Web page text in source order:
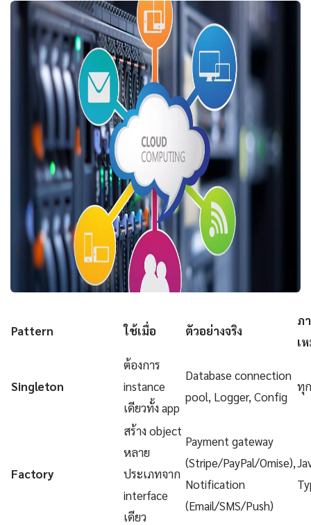
Pattern ใช้เมื่อ ตัวอย่างจริง
ภ
เ
Singleton
ต้องการ
instance
เดียวทั้ง app
Database connection
pool, Logger, Config
ทุ
Factory
สร้าง object
หลาย
ประเภทจาก
interface
เดียว
Payment gateway
(Stripe/PayPal/Omise),
Notification
(Email/SMS/Push)